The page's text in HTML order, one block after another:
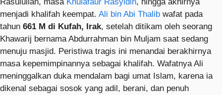
menjadi khalifah keempat. Ali bin Abi Thalib wafat pada
tahun 661 M di Kufah, Irak, setelah ditikam oleh seorang
Khawarij bernama Abdurrahman bin Muljam saat sedang
menuju masjid. Peristiwa tragis ini menandai berakhirnya
masa kepemimpinannya sebagai khalifah. Wafatnya Ali
meninggalkan duka mendalam bagi umat Islam, karena ia
dikenal sebagai sosok yang adil, berani, dan penuh